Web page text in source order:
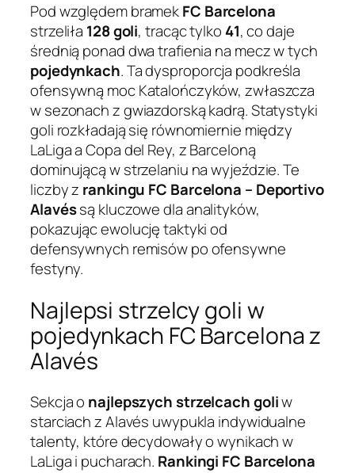
Pod względem bramekFC Barcelona
strzeliła 128 goli, tracąc tylko 41, co daje
średnią ponad dwa trafienia na mecz w tych
pojedynkach. Ta dysproporcja podkreśla
ofensywną moc Katalończyków, zwłaszcza
w sezonach z gwiazdorską kadrą. Statystyki
goli rozkładają się równomiernie między
LaLiga a Copa del Rey, z Barceloną
dominującą w strzelaniu na wyjeździe. Te
liczby z rankingu FC Barcelona – Deportivo
Alavéssą kluczowe dla analityków,
pokazując ewolucję taktyki od
defensywnych remisów po ofensywne
festyny.
Najlepsi strzelcy goli w
pojedynkach FC Barcelona z
Alavés
Sekcja o najlepszych strzelcach goliw
starciach z Alavés uwypukla indywidualne
talenty, które decydowały o wynikach w
LaLiga i pucharach. Rankingi FC Barcelona